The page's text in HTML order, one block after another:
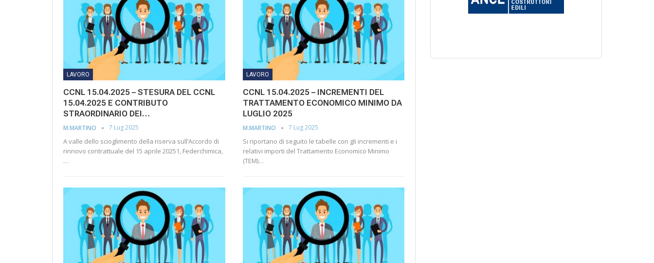
LAVORO
CCNL 15.04.2025 – STESURA DEL CCNL
15.04.2025 E CONTRIBUTO
STRAORDINARIO DEI…
M.MARTINO 7 Lug 2025
A valle dello scioglimento della riserva sull’Accordo di
rinnovo contrattuale del 15 aprile 20251, Federchimica,
…
LAVORO
CCNL 15.04.2025 – INCREMENTI DEL
TRATTAMENTO ECONOMICO MINIMO DA
LUGLIO 2025
M.MARTINO 7 Lug 2025
Si riportano di seguito le tabelle con gli incrementi e i
relativi importi del Trattamento Economico Minimo
(TEM)…